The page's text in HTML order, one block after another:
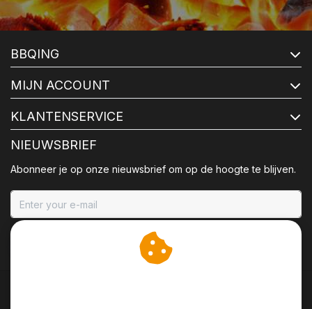
BBQING
MIJN ACCOUNT
KLANTENSERVICE
NIEUWSBRIEF
Abonneer je op onze nieuwsbrief om op de hoogte te blijven.